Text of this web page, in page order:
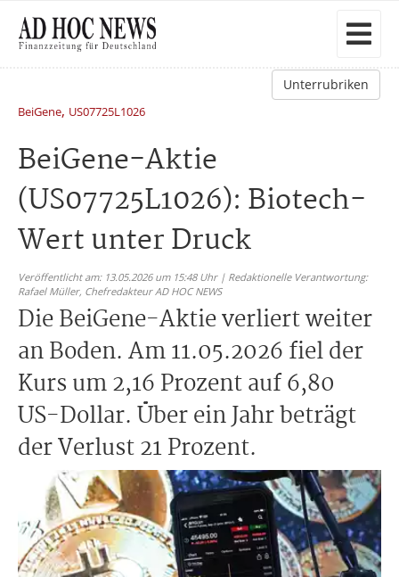
Unterrubriken
BeiGene, US07725L1026
BeiGene-Aktie
(US07725L1026): Biotech-
Wert unter Druck
Veröffentlicht am: 13.05.2026 um 15:48 Uhr | Redaktionelle Verantwortung:
Rafael Müller, Chefredakteur AD HOC NEWS
Die BeiGene-Aktie verliert weiter
an Boden. Am 11.05.2026 fiel der
Kurs um 2,16 Prozent auf 6,80
US-Dollar. Über ein Jahr beträgt
der Verlust 21 Prozent.